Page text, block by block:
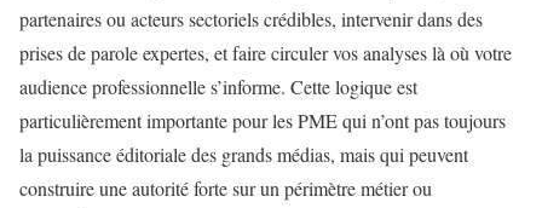
partenaires ou acteurs sectoriels crédibles, intervenir dans des
prises de parole expertes, et faire circuler vos analyses là où votre
audience professionnelle s’informe. Cette logique est
particulièrement importante pour les PME qui n’ont pas toujours
la puissance éditoriale des grands médias, mais qui peuvent
construire une autorité forte sur un périmètre métier ou